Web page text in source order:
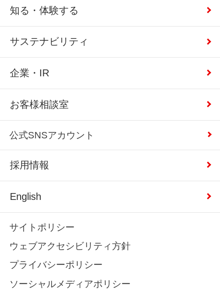
知る・体験する
サステナビリティ
企業・IR
お客様相談室
公式SNSアカウント
採用情報
English
サイトポリシー
ウェブアクセシビリティ方針
プライバシーポリシー
ソーシャルメディアポリシー